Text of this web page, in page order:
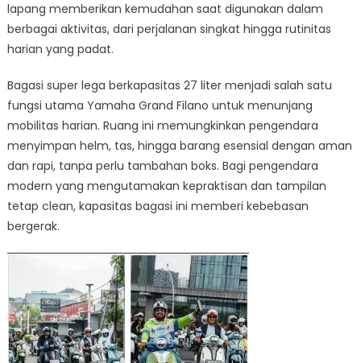
lapang memberikan kemudahan saat digunakan dalam
berbagai aktivitas, dari perjalanan singkat hingga rutinitas
harian yang padat.
Bagasi super lega berkapasitas 27 liter menjadi salah satu
fungsi utama Yamaha Grand Filano untuk menunjang
mobilitas harian. Ruang ini memungkinkan pengendara
menyimpan helm, tas, hingga barang esensial dengan aman
dan rapi, tanpa perlu tambahan boks. Bagi pengendara
modern yang mengutamakan kepraktisan dan tampilan
tetap clean, kapasitas bagasi ini memberi kebebasan
bergerak.